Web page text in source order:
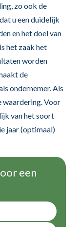
zo ook de
u een duidelijk
en het doel van
het zaak het
worden
de
ondernemer. Als
waardering. Voor
van het soort
jaar (optimaal)
een